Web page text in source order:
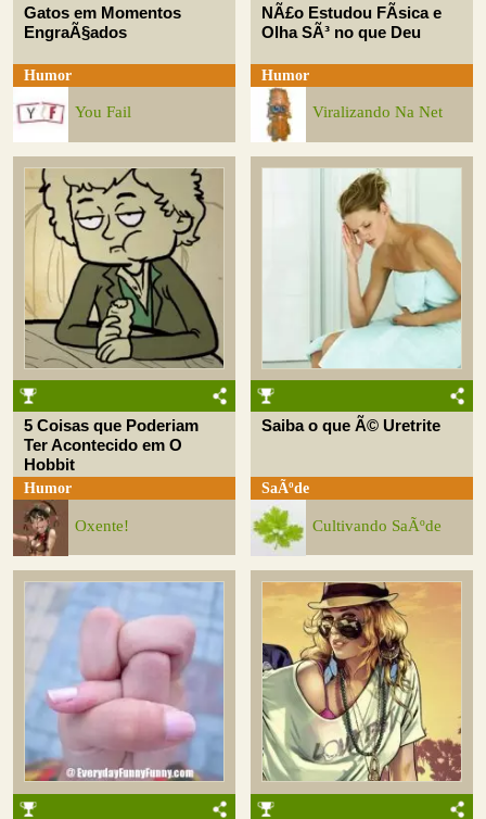
Gatos em Momentos
EngraÃ§ados
Humor
You Fail
NÃ£o Estudou FÃ­sica e
Olha SÃ³ no que Deu
Humor
Viralizando Na Net
5 Coisas que Poderiam
Ter Acontecido em O
Hobbit
Humor
Oxente!
Saiba o que Ã© Uretrite
SaÃºde
Cultivando SaÃºde